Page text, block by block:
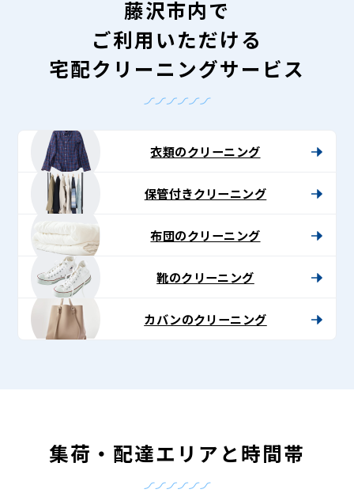
藤沢市内で
ご利用いただける
宅配クリーニングサービス
衣類のクリーニング
保管付きクリーニング
布団のクリーニング
靴のクリーニング
カバンのクリーニング
集荷・配達エリアと時間帯